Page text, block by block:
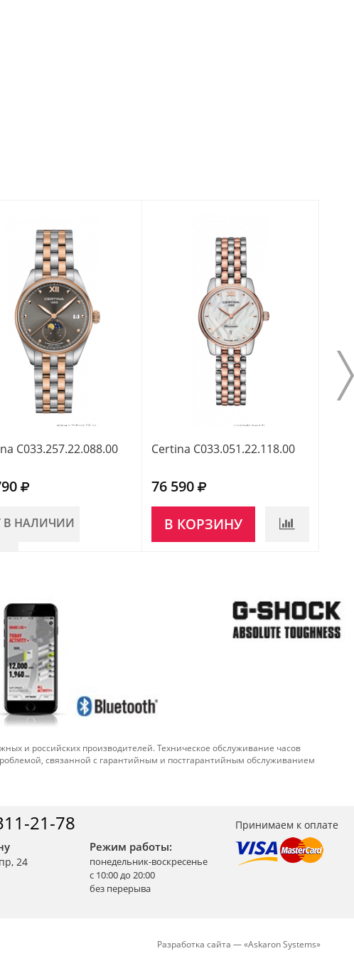
C033.257.22.088.00
В НАЛИЧИИ
Certina C033.051.22.118.00
76 590
В КОРЗИНУ
и российских производителей. Техническое обслуживание часов
связанной с гарантийным и постгарантийным обслуживанием
21-78
Режим работы:
понедельник-воскресенье
с 10:00 до 20:00
без перерыва
24
Принимаем к оплате
Разработка сайта —«Askaron Systems»